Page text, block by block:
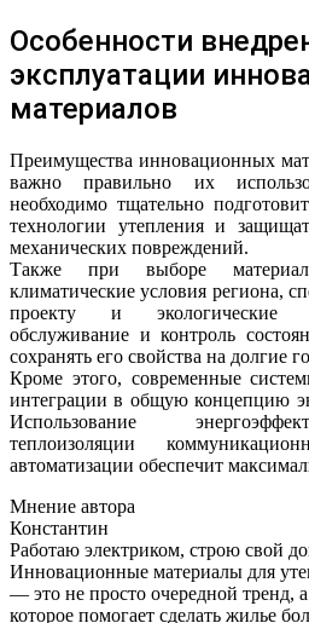
Особенности
эксплуатации
материалов
Преимущества инновационных
важно правильно их
необходимо тщательно
технологии утепления и
механических повреждений.
Также при выборе
климатические условия региона,
проекту и экологические
обслуживание и контроль
сохранять его свойства на долгие
Кроме этого, современные
интеграции в общую концепцию
Использование
теплоизоляции
автоматизации обеспечит
Мнение автора
Константин
Работаю электриком, строю свой
Инновационные материалы для
— это не просто очередной тренд,
которое помогает сделать жилье